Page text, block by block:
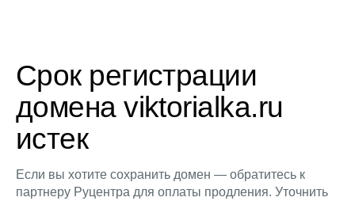
Срок регистрации
домена viktorialka.ru
истек
Если вы хотите сохранить домен — обратитесь к
партнеру Руцентра для оплаты продления. Уточнить